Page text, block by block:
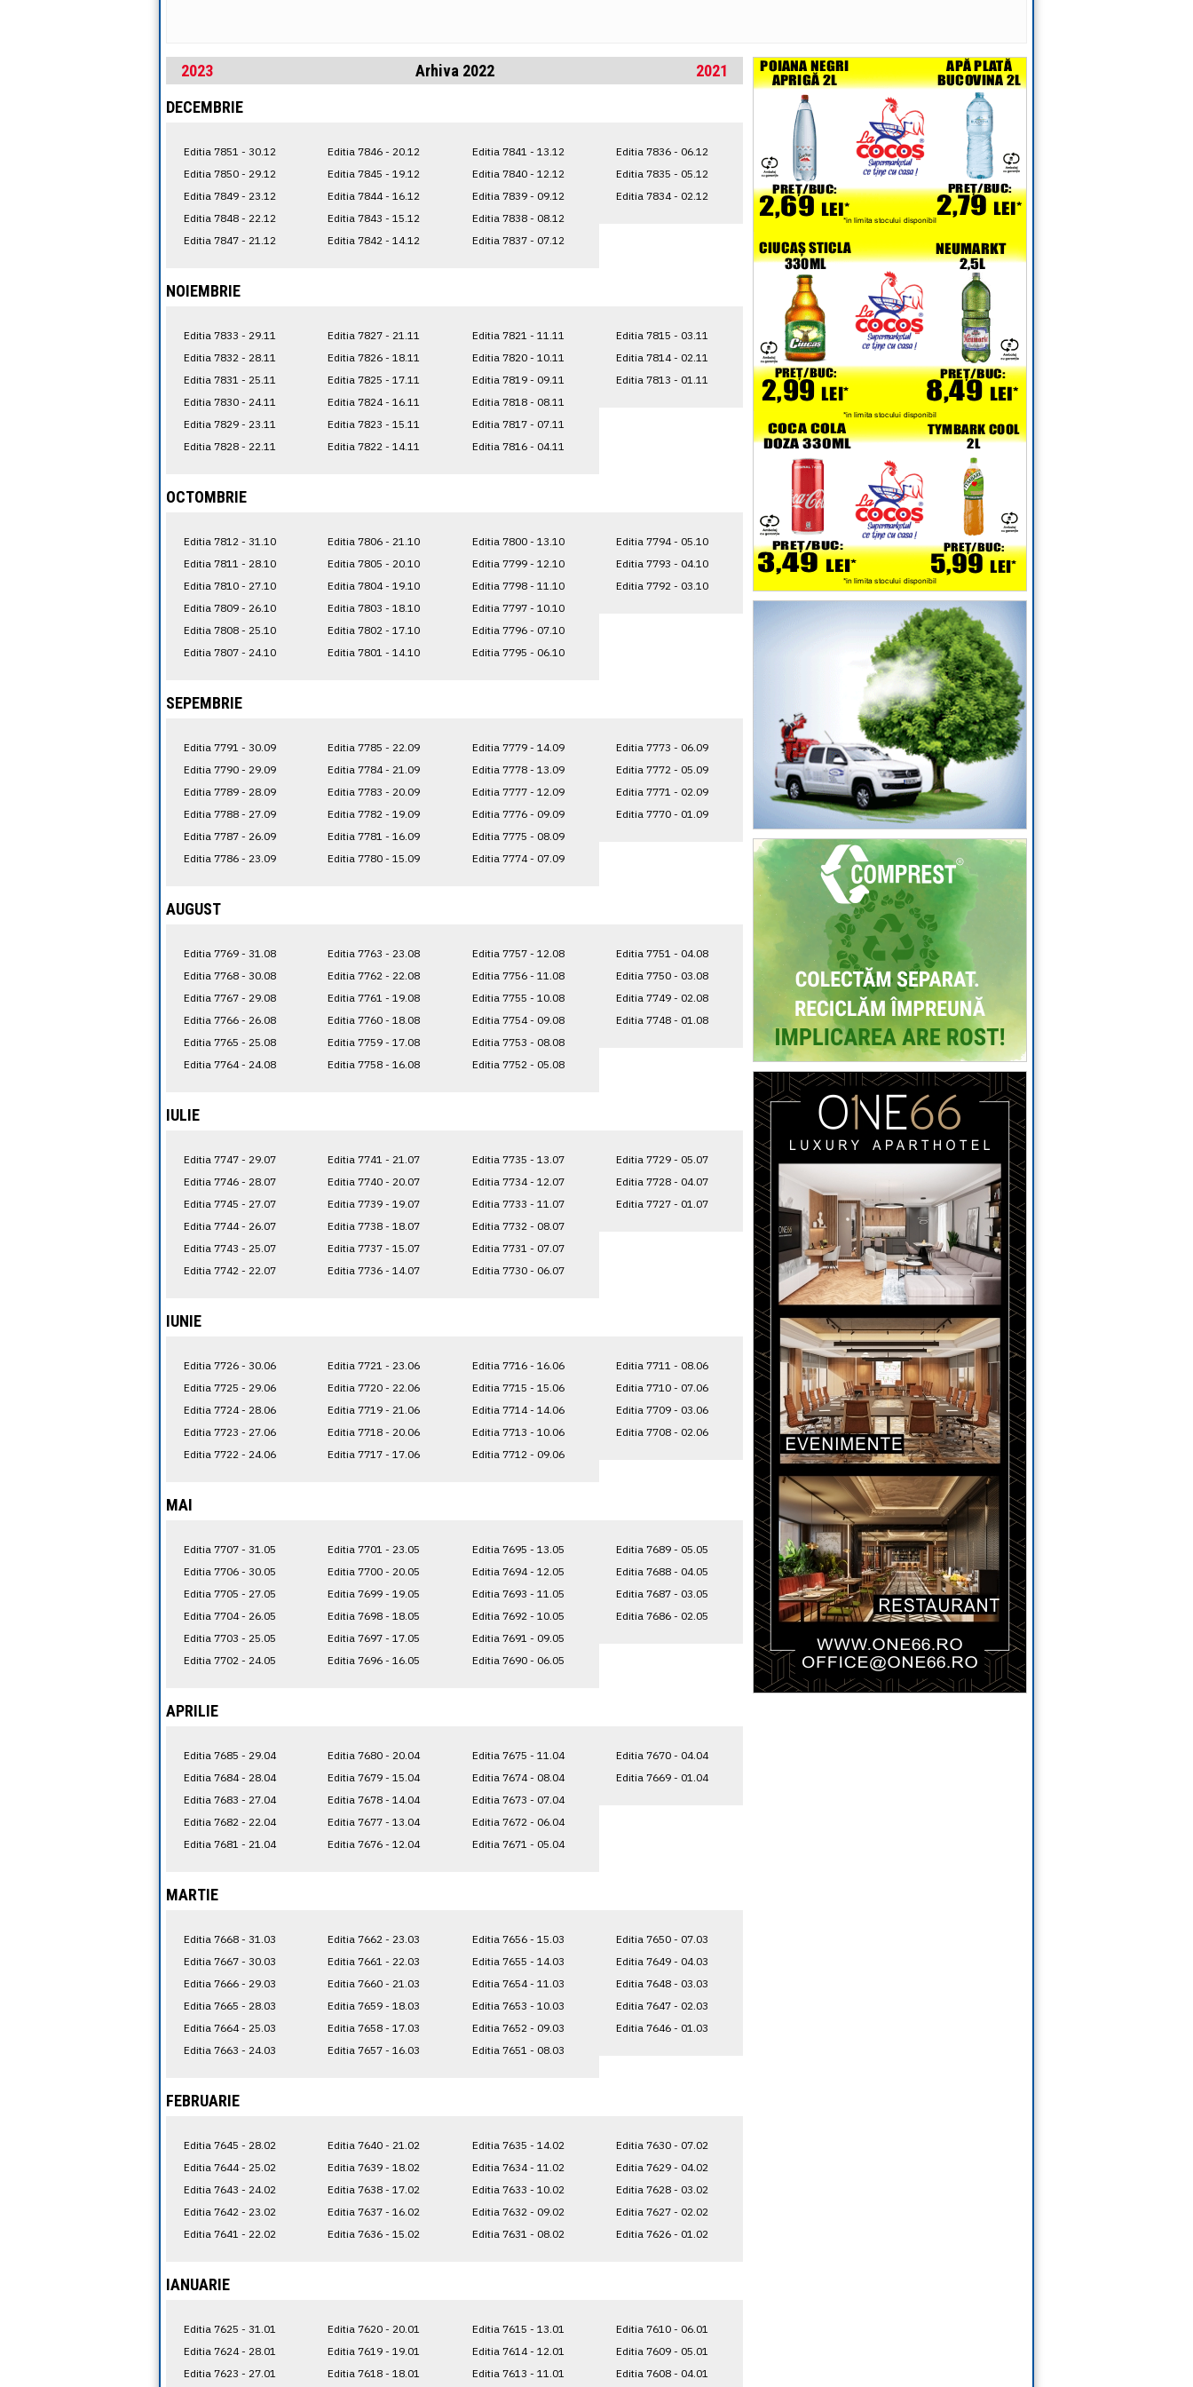
2023 2021
Arhiva 2022
DECEMBRIE
Editia 7851 - 30.12
Editia 7850 - 29.12
Editia 7849 - 23.12
Editia 7848 - 22.12
Editia 7847 - 21.12
Editia 7846 - 20.12
Editia 7845 - 19.12
Editia 7844 - 16.12
Editia 7843 - 15.12
Editia 7842 - 14.12
Editia 7841 - 13.12
Editia 7840 - 12.12
Editia 7839 - 09.12
Editia 7838 - 08.12
Editia 7837 - 07.12
Editia 7836 - 06.12
Editia 7835 - 05.12
Editia 7834 - 02.12
NOIEMBRIE
Editia 7833 - 29.11
Editia 7832 - 28.11
Editia 7831 - 25.11
Editia 7830 - 24.11
Editia 7829 - 23.11
Editia 7828 - 22.11
Editia 7827 - 21.11
Editia 7826 - 18.11
Editia 7825 - 17.11
Editia 7824 - 16.11
Editia 7823 - 15.11
Editia 7822 - 14.11
Editia 7821 - 11.11
Editia 7820 - 10.11
Editia 7819 - 09.11
Editia 7818 - 08.11
Editia 7817 - 07.11
Editia 7816 - 04.11
Editia 7815 - 03.11
Editia 7814 - 02.11
Editia 7813 - 01.11
OCTOMBRIE
Editia 7812 - 31.10
Editia 7811 - 28.10
Editia 7810 - 27.10
Editia 7809 - 26.10
Editia 7808 - 25.10
Editia 7807 - 24.10
Editia 7806 - 21.10
Editia 7805 - 20.10
Editia 7804 - 19.10
Editia 7803 - 18.10
Editia 7802 - 17.10
Editia 7801 - 14.10
Editia 7800 - 13.10
Editia 7799 - 12.10
Editia 7798 - 11.10
Editia 7797 - 10.10
Editia 7796 - 07.10
Editia 7795 - 06.10
Editia 7794 - 05.10
Editia 7793 - 04.10
Editia 7792 - 03.10
SEPEMBRIE
Editia 7791 - 30.09
Editia 7790 - 29.09
Editia 7789 - 28.09
Editia 7788 - 27.09
Editia 7787 - 26.09
Editia 7786 - 23.09
Editia 7785 - 22.09
Editia 7784 - 21.09
Editia 7783 - 20.09
Editia 7782 - 19.09
Editia 7781 - 16.09
Editia 7780 - 15.09
Editia 7779 - 14.09
Editia 7778 - 13.09
Editia 7777 - 12.09
Editia 7776 - 09.09
Editia 7775 - 08.09
Editia 7774 - 07.09
Editia 7773 - 06.09
Editia 7772 - 05.09
Editia 7771 - 02.09
Editia 7770 - 01.09
AUGUST
Editia 7769 - 31.08
Editia 7768 - 30.08
Editia 7767 - 29.08
Editia 7766 - 26.08
Editia 7765 - 25.08
Editia 7764 - 24.08
Editia 7763 - 23.08
Editia 7762 - 22.08
Editia 7761 - 19.08
Editia 7760 - 18.08
Editia 7759 - 17.08
Editia 7758 - 16.08
Editia 7757 - 12.08
Editia 7756 - 11.08
Editia 7755 - 10.08
Editia 7754 - 09.08
Editia 7753 - 08.08
Editia 7752 - 05.08
Editia 7751 - 04.08
Editia 7750 - 03.08
Editia 7749 - 02.08
Editia 7748 - 01.08
IULIE
Editia 7747 - 29.07
Editia 7746 - 28.07
Editia 7745 - 27.07
Editia 7744 - 26.07
Editia 7743 - 25.07
Editia 7742 - 22.07
Editia 7741 - 21.07
Editia 7740 - 20.07
Editia 7739 - 19.07
Editia 7738 - 18.07
Editia 7737 - 15.07
Editia 7736 - 14.07
Editia 7735 - 13.07
Editia 7734 - 12.07
Editia 7733 - 11.07
Editia 7732 - 08.07
Editia 7731 - 07.07
Editia 7730 - 06.07
Editia 7729 - 05.07
Editia 7728 - 04.07
Editia 7727 - 01.07
IUNIE
Editia 7726 - 30.06
Editia 7725 - 29.06
Editia 7724 - 28.06
Editia 7723 - 27.06
Editia 7722 - 24.06
Editia 7721 - 23.06
Editia 7720 - 22.06
Editia 7719 - 21.06
Editia 7718 - 20.06
Editia 7717 - 17.06
Editia 7716 - 16.06
Editia 7715 - 15.06
Editia 7714 - 14.06
Editia 7713 - 10.06
Editia 7712 - 09.06
Editia 7711 - 08.06
Editia 7710 - 07.06
Editia 7709 - 03.06
Editia 7708 - 02.06
MAI
Editia 7707 - 31.05
Editia 7706 - 30.05
Editia 7705 - 27.05
Editia 7704 - 26.05
Editia 7703 - 25.05
Editia 7702 - 24.05
Editia 7701 - 23.05
Editia 7700 - 20.05
Editia 7699 - 19.05
Editia 7698 - 18.05
Editia 7697 - 17.05
Editia 7696 - 16.05
Editia 7695 - 13.05
Editia 7694 - 12.05
Editia 7693 - 11.05
Editia 7692 - 10.05
Editia 7691 - 09.05
Editia 7690 - 06.05
Editia 7689 - 05.05
Editia 7688 - 04.05
Editia 7687 - 03.05
Editia 7686 - 02.05
APRILIE
Editia 7685 - 29.04
Editia 7684 - 28.04
Editia 7683 - 27.04
Editia 7682 - 22.04
Editia 7681 - 21.04
Editia 7680 - 20.04
Editia 7679 - 15.04
Editia 7678 - 14.04
Editia 7677 - 13.04
Editia 7676 - 12.04
Editia 7675 - 11.04
Editia 7674 - 08.04
Editia 7673 - 07.04
Editia 7672 - 06.04
Editia 7671 - 05.04
Editia 7670 - 04.04
Editia 7669 - 01.04
MARTIE
Editia 7668 - 31.03
Editia 7667 - 30.03
Editia 7666 - 29.03
Editia 7665 - 28.03
Editia 7664 - 25.03
Editia 7663 - 24.03
Editia 7662 - 23.03
Editia 7661 - 22.03
Editia 7660 - 21.03
Editia 7659 - 18.03
Editia 7658 - 17.03
Editia 7657 - 16.03
Editia 7656 - 15.03
Editia 7655 - 14.03
Editia 7654 - 11.03
Editia 7653 - 10.03
Editia 7652 - 09.03
Editia 7651 - 08.03
Editia 7650 - 07.03
Editia 7649 - 04.03
Editia 7648 - 03.03
Editia 7647 - 02.03
Editia 7646 - 01.03
FEBRUARIE
Editia 7645 - 28.02
Editia 7644 - 25.02
Editia 7643 - 24.02
Editia 7642 - 23.02
Editia 7641 - 22.02
Editia 7640 - 21.02
Editia 7639 - 18.02
Editia 7638 - 17.02
Editia 7637 - 16.02
Editia 7636 - 15.02
Editia 7635 - 14.02
Editia 7634 - 11.02
Editia 7633 - 10.02
Editia 7632 - 09.02
Editia 7631 - 08.02
Editia 7630 - 07.02
Editia 7629 - 04.02
Editia 7628 - 03.02
Editia 7627 - 02.02
Editia 7626 - 01.02
IANUARIE
Editia 7625 - 31.01
Editia 7624 - 28.01
Editia 7623 - 27.01
Editia 7620 - 20.01
Editia 7619 - 19.01
Editia 7618 - 18.01
Editia 7615 - 13.01
Editia 7614 - 12.01
Editia 7613 - 11.01
Editia 7610 - 06.01
Editia 7609 - 05.01
Editia 7608 - 04.01